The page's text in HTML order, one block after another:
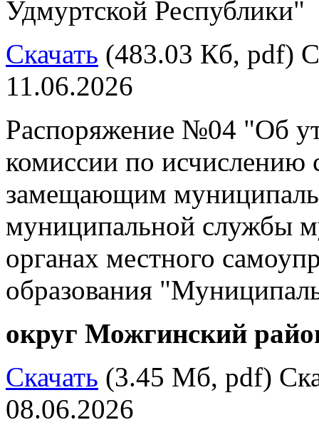
Удмуртской Республики"
Скачать (483.03 Кб, pdf)
11.06.2026
Распоряжение №04 "Об
комиссии по исчислению
замещающим
муниципальной службы
органах местного
образования
округ Можгинский
Скачать (3.45 Мб, pdf)
08.06.2026